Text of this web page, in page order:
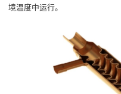
境温度中运行。